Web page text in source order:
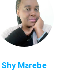
Shy Marebe